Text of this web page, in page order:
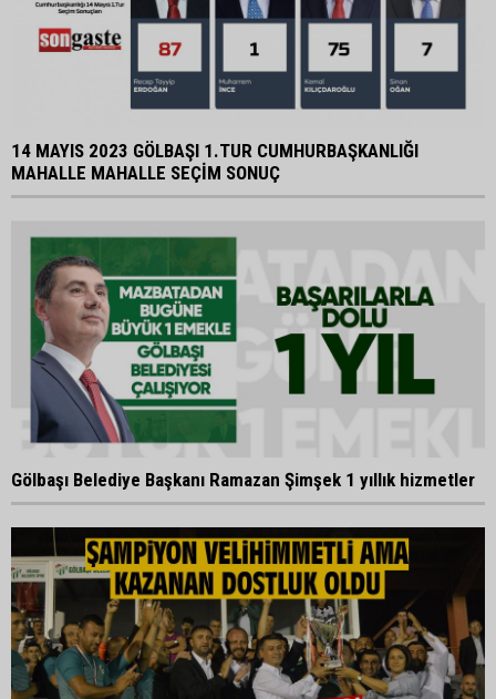
14 MAYIS 2023 GÖLBAŞI 1.TUR CUMHURBAŞKANLIĞI
MAHALLE MAHALLE SEÇİM SONUÇ
Gölbaşı Belediye Başkanı Ramazan Şimşek 1 yıllık hizmetler